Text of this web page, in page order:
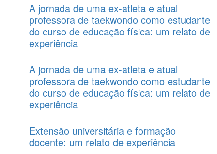
A jornada de uma ex-atleta e atual
professora de taekwondo como estudante
do curso de educação física: um relato de
experiência
A jornada de uma ex-atleta e atual
professora de taekwondo como estudante
do curso de educação física: um relato de
experiência
Extensão universitária e formação
docente: um relato de experiência